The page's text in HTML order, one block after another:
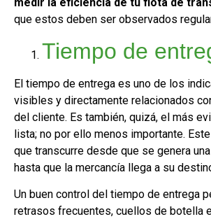
que estos deben ser observados
Tiempo de
El tiempo de entrega es uno de los
visibles y directamente relacionados
del cliente. Es también, quizá, el más
lista; no por ello menos importante.
que transcurre desde que se genera
hasta que la mercancía llega a su
Un buen control del tiempo de entrega
retrasos frecuentes, cuellos de botella